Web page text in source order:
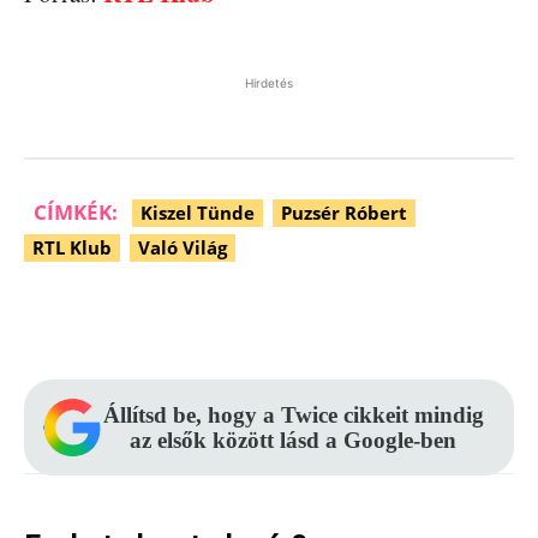
Hirdetés
CÍMKÉK: Kiszel Tünde
Puzsér Róbert
RTL Klub
Való Világ
Állítsd be, hogy a Twice cikkeit mindig
az elsők között lásd a Google-ben